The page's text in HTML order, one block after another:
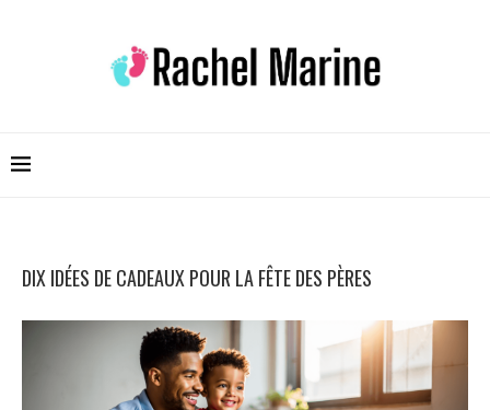
DIX IDÉES DE CADEAUX POUR LA FÊTE DES PÈRES